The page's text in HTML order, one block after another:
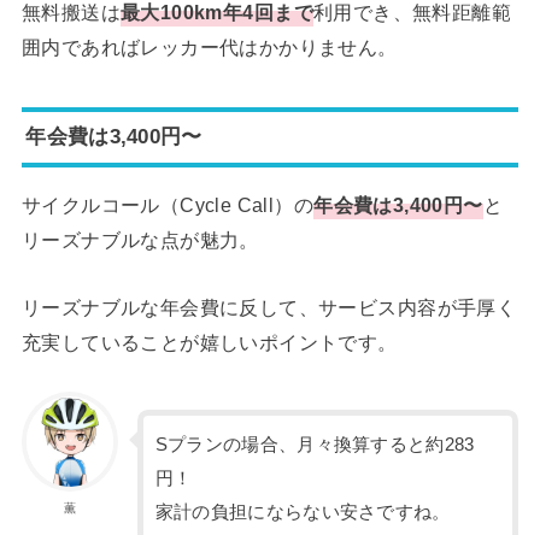
無料搬送は最大100km年4回まで利用でき、無料距離範
囲内であればレッカー代はかかりません。
年会費は3,400円〜
サイクルコール（Cycle Call）の年会費は3,400円〜と
リーズナブルな点が魅力。
リーズナブルな年会費に反して、サービス内容が手厚く
充実していることが嬉しいポイントです。
薫
Sプランの場合、月々換算すると約283
円！
家計の負担にならない安さですね。